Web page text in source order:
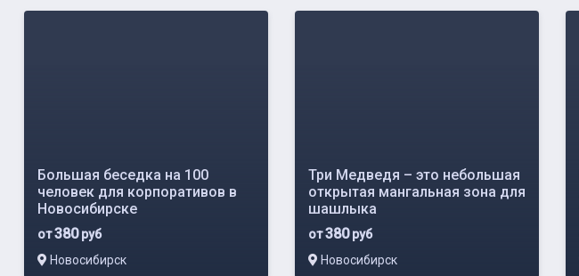
Большая беседка на 100
человек для корпоративов в
Новосибирске
от380руб
Новосибирск
Три Медведя – это небольшая
открытая мангальная зона для
шашлыка
от380руб
Новосибирск